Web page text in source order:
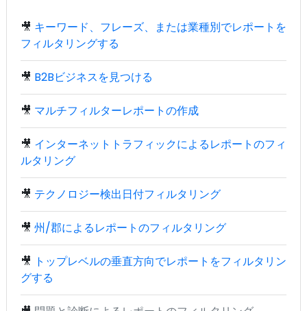
🎥 キーワード、フレーズ、または業種別でレポートを
フィルタリングする
🎥 B2Bビジネスを見つける
🎥 マルチフィルターレポートの作成
🎥 インターネットトラフィックによるレポートのフィ
ルタリング
🎥 テクノロジー検出日付フィルタリング
🎥 州/郡によるレポートのフィルタリング
🎥 トップレベルの垂直方向でレポートをフィルタリン
グする